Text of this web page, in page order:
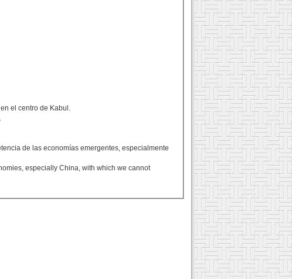
el centro de Kabul.
de las economías emergentes, especialmente
especially China, with which we cannot